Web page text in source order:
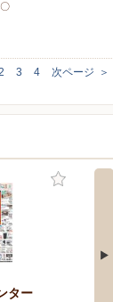
3 4 次ページ ＞
ター